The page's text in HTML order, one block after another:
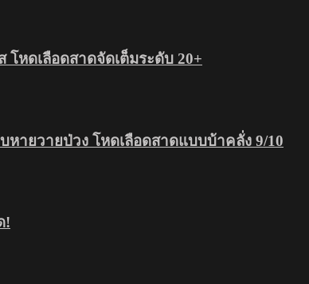
โหดเลือดสาดจัดเต็มระดับ 20+
หายวายป่วง โหดเลือดสาดแบบบ้าคลั่ง 9/10
!